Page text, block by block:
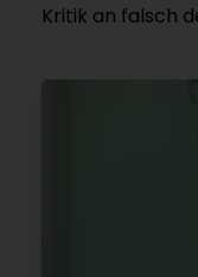
Kritik an falsch